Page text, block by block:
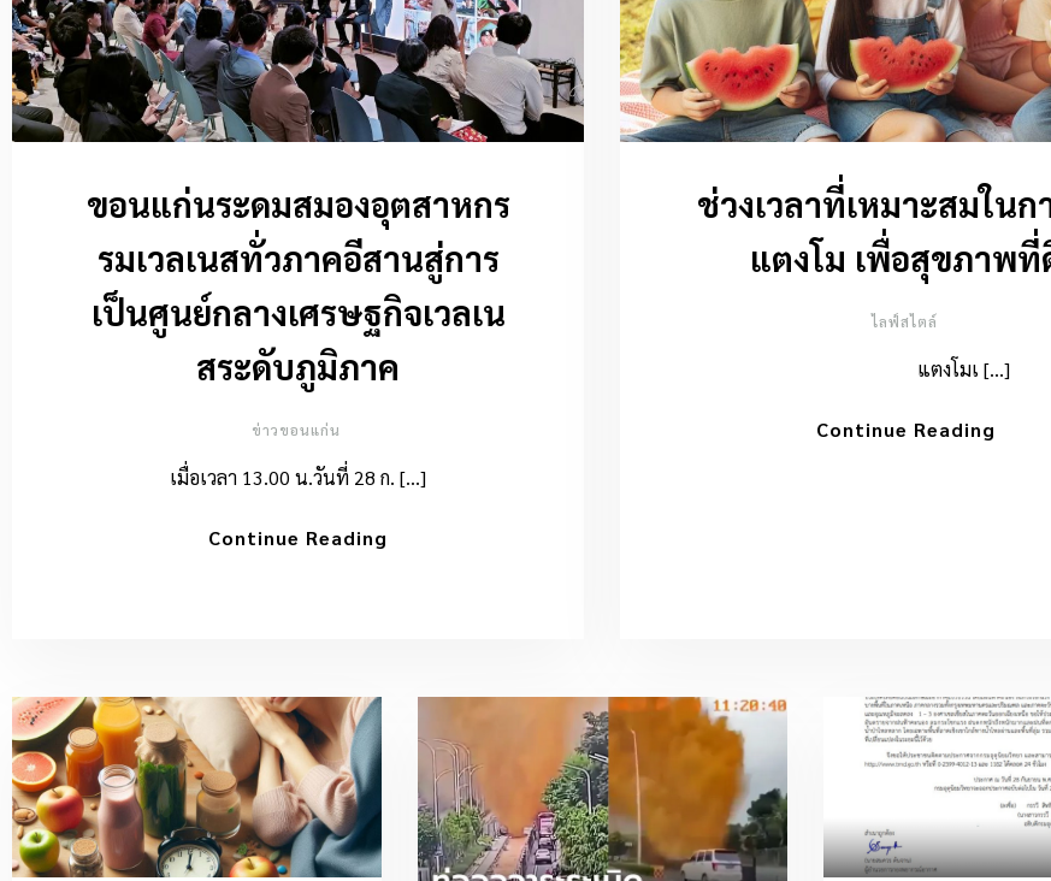
ขอนแก่นระดมสมองอุตสาหกร
รมเวลเนสทั่วภาคอีสานสู่การ
เป็นศูนย์กลางเศรษฐกิจเวลเน
สระดับภูมิภาค
ข่าวขอนแก่น
เมื่อเวลา 13.00 น.วันที่ 28 ก. […]
Continue Reading
ช่วงเวลาที่เหมาะสมในก
แตงโม เพื่อสุขภาพที่
ไลฟ์สไตล์
แตงโมเ […]
Continue Reading